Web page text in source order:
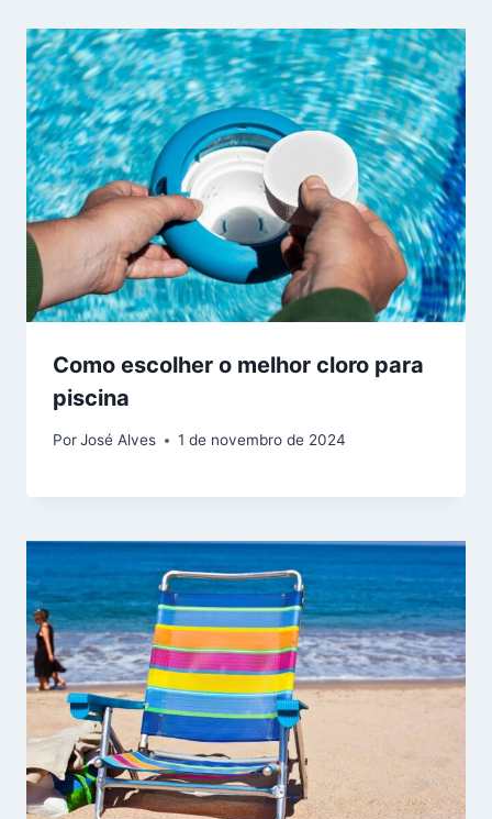
Como escolher o melhor cloro para
piscina
PorJosé Alves 1 de novembro de 2024